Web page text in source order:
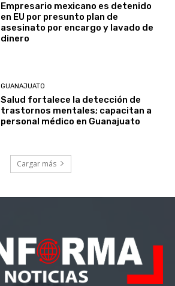
Empresario mexicano es detenido
en EU por presunto plan de
asesinato por encargo y lavado de
dinero
GUANAJUATO
Salud fortalece la detección de
trastornos mentales; capacitan a
personal médico en Guanajuato
Cargar más